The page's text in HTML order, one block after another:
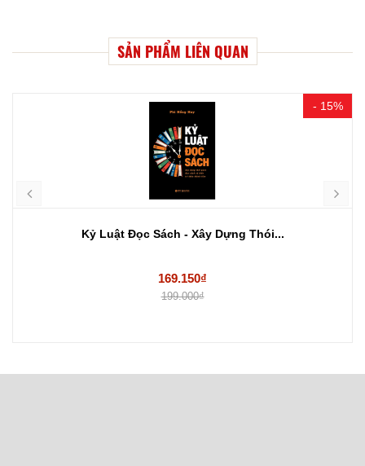
SẢN PHẨM LIÊN QUAN
- 15%
Kỷ Luật Đọc Sách - Xây Dựng Thói...
169.150₫
199.000₫